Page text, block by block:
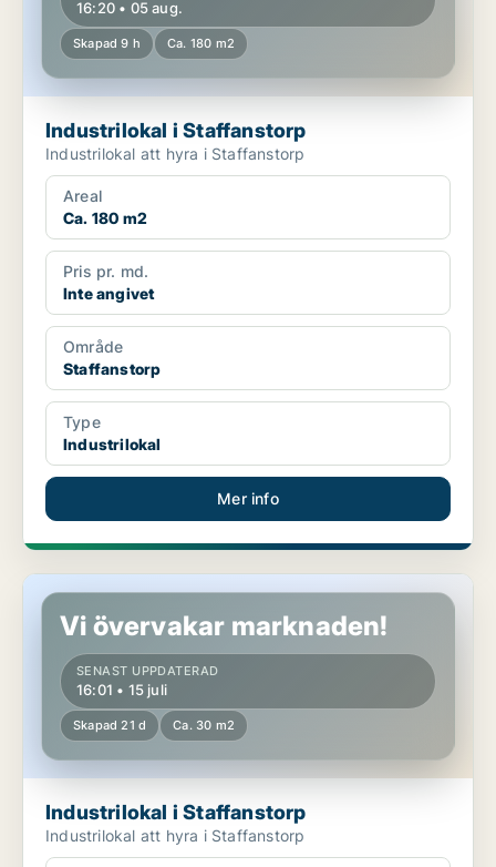
16:20 • 05 aug.
Skapad 9 h Ca. 180 m2
Industrilokal i Staffanstorp
Industrilokal att hyra i Staffanstorp
Areal
Ca. 180 m2
Pris pr. md.
Inte angivet
Område
Staffanstorp
Type
Industrilokal
Mer info
Industrilokal i Staffanstorp
Vi övervakar marknaden!
SENAST UPPDATERAD
16:01 • 15 juli
Skapad 21 d Ca. 30 m2
Industrilokal i Staffanstorp
Industrilokal att hyra i Staffanstorp